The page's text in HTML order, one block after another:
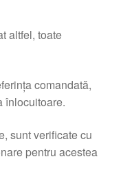
altfel, toate
comandată,
înlocuitoare.
sunt verificate cu
pentru acestea